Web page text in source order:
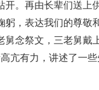
开。再由长辈们送上
躬，表达我们的尊敬
舅念祭文，三老舅戴
亢有力，讲述了一